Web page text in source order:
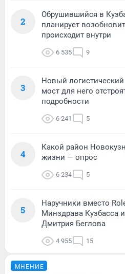
2
Обрушившийся в
планирует
происходит внутри
6 535 9
3
Новый
мост для него
подробности
6 241 5
4
Какой район
жизни — опрос
6 234 5
5
Наручники вместо
Минздрава Кузбасса
Дмитрия Беглова
4 955 15
МНЕНИЕ